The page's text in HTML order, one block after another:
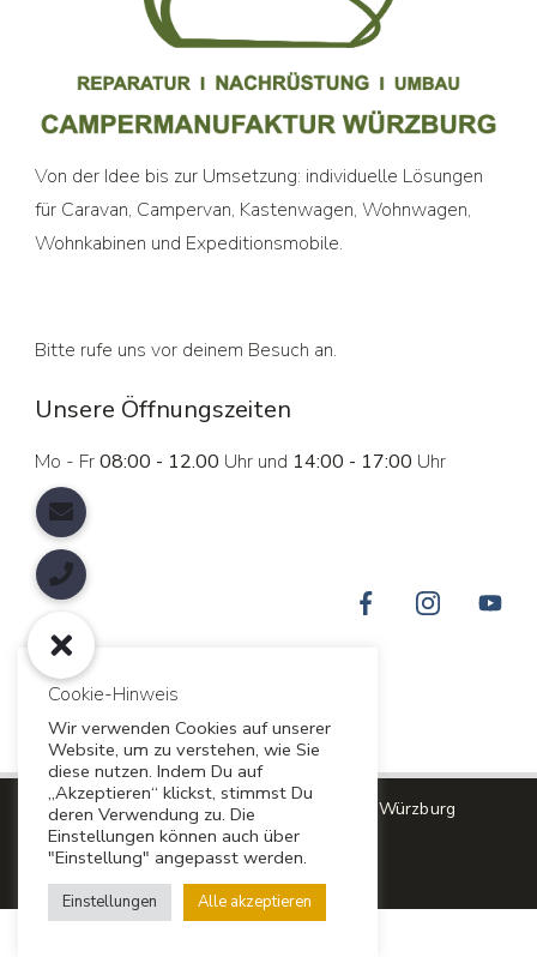
Von der Idee bis zur Umsetzung: individuelle Lösungen
für Caravan, Campervan, Kastenwagen, Wohnwagen,
Wohnkabinen und Expeditionsmobile.
Bitte rufe uns vor deinem Besuch an.
Unsere Öffnungszeiten
Mo - Fr08:00 - 12.00 Uhr und 14:00 - 17:00 Uhr
Copyright © 2026 Campermanufaktur Würzburg
Impressum Datenschutz
Cookie-Hinweis
Wir verwenden Cookies auf unserer
Website, um zu verstehen, wie Sie
diese nutzen. Indem Du auf
„Akzeptieren“ klickst, stimmst Du
deren Verwendung zu. Die
Einstellungen können auch über
"Einstellung" angepasst werden.
Einstellungen Alle akzeptieren